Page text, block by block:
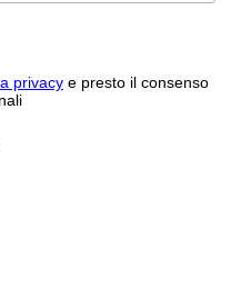
privacye presto il consenso